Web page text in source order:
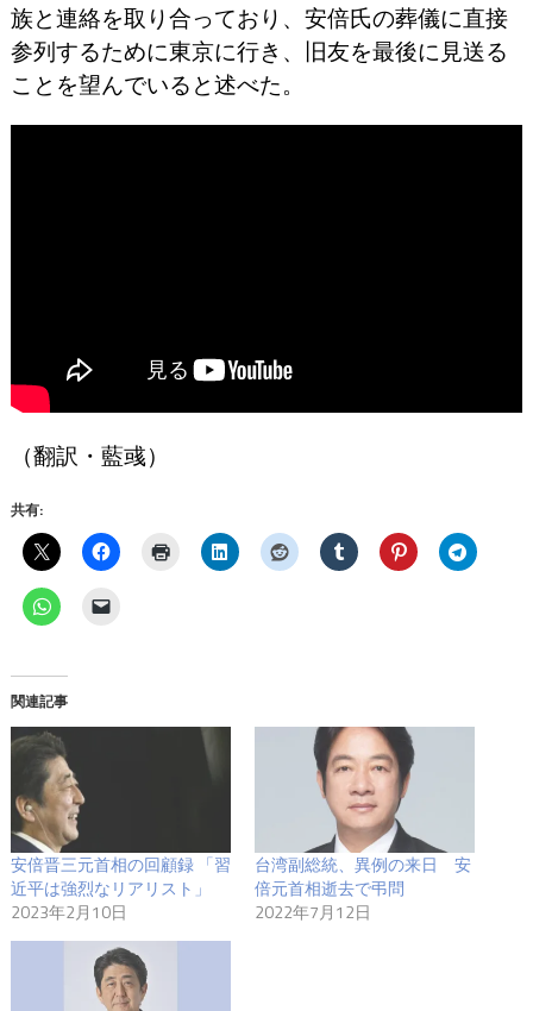
族と連絡を取り合っており、安倍氏の葬儀に直接
参列するために東京に行き、旧友を最後に見送る
ことを望んでいると述べた。
（翻訳・藍彧）
共有:
関連記事
安倍晋三元首相の回顧録 「習
近平は強烈なリアリスト」
2023年2月10日
台湾副総統、異例の来日 安
倍元首相逝去で弔問
2022年7月12日